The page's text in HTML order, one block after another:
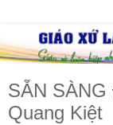
SẴN
Quang Kiệt